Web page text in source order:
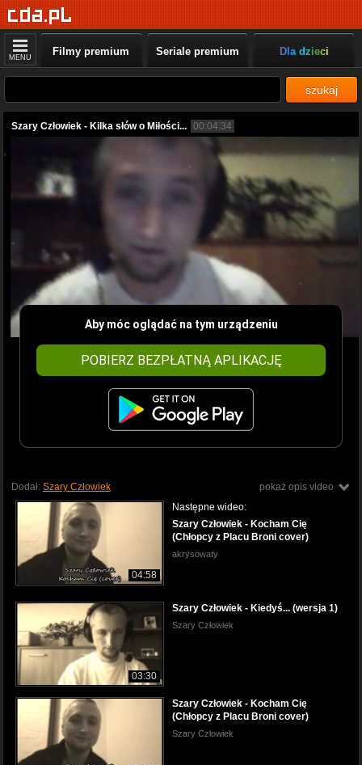
MENU Filmy premium Seriale premium Dla dzieci
szukaj
Szary Człowiek - Kilka słów o Miłości... 00:04:34
Aby móc oglądać na tym urządzeniu
POBIERZ BEZPŁATNĄ APLIKACJĘ
pokaż opis video
Dodał: Szary Człowiek
04:58
Następne wideo:
Szary Człowiek - Kocham Cię
(Chłopcy z Placu Broni cover)
akrysowaty
03:30
Szary Człowiek - Kiedyś... (wersja 1)
Szary Człowiek
Szary Człowiek - Kocham Cię
(Chłopcy z Placu Broni cover)
Szary Człowiek